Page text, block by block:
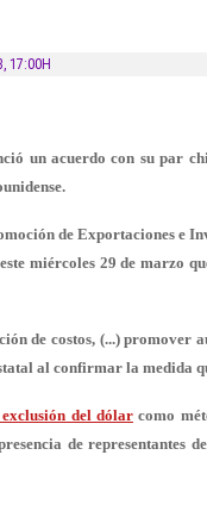
, 17:00H
un acuerdo con su par
de Exportaciones e
miércoles 29 de marzo
de costos, (...)
al confirmar la medida
del dólarcomo
de representantes